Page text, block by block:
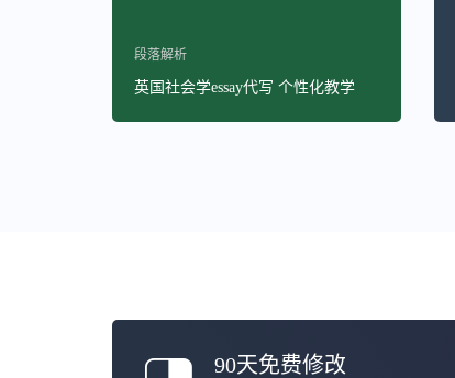
段落解析
英国社会学essay代写 个性化教学
90天免费修改